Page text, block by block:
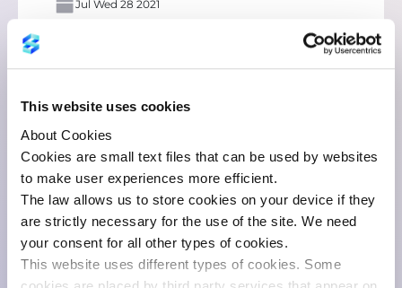
This website uses cookies
About Cookies
Cookies are small text files that can be used by websites
to make user experiences more efficient.
The law allows us to store cookies on your device if they
are strictly necessary for the use of the site. We need
your consent for all other types of cookies.
This website uses different types of cookies. Some
Jul Wed 28 2021
Klik hier voor het originele
artikel op Nu.nl
You might also like: